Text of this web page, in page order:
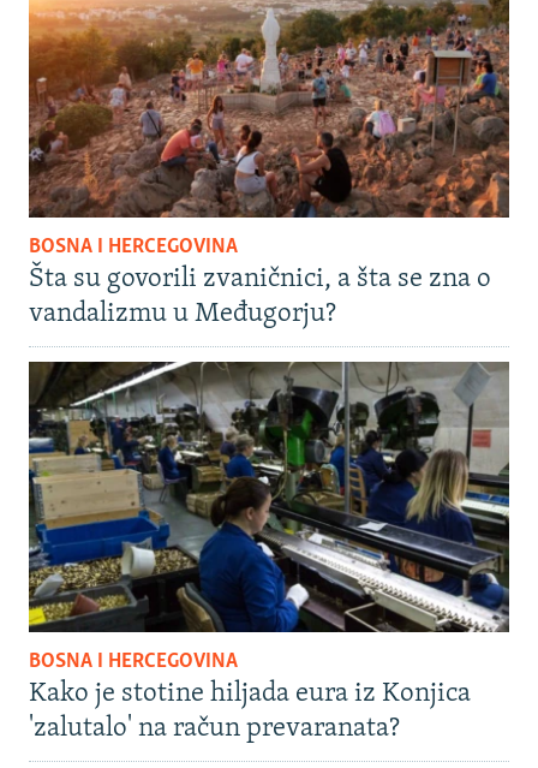
BOSNA I HERCEGOVINA
Šta su govorili zvaničnici, a šta se zna o
vandalizmu u Međugorju?
BOSNA I HERCEGOVINA
Kako je stotine hiljada eura iz Konjica
'zalutalo' na račun prevaranata?